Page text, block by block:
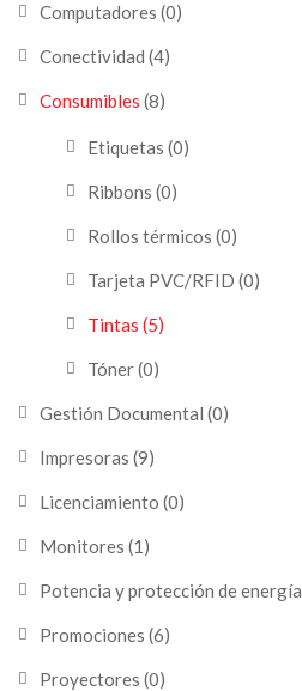
Computadores (0)
Conectividad (4)
Consumibles (8)
Etiquetas (0)
Ribbons (0)
Rollos térmicos (0)
Tarjeta PVC/RFID (0)
Tintas (5)
Tóner(0)
Gestión Documental (0)
Impresoras (9)
Licenciamiento (0)
Monitores (1)
Potencia y protección de energía
Promociones (6)
Proyectores (0)